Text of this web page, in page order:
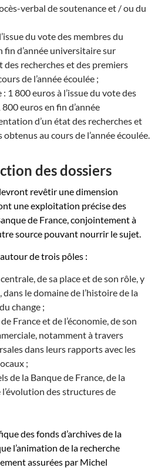
verbal de soutenance et / ou du
du vote des membres du
fin d’année universitaire sur
des recherches et des premiers
de l’année écoulée ;
1 800 euros à l’issue du vote des
euros en fin d’année
d’un état des recherches et
au cours de l’année écoulée.
des dossiers
revêtir une dimension
une exploitation précise des
de France, conjointement à
source pouvant nourrir le sujet.
de trois pôles :
de sa place et de son rôle, y
le domaine de l’histoire de la
change ;
France et de l’économie, de son
notamment à travers
dans leurs rapports avec les
;
de la Banque de France, de la
des structures de
des fonds d’archives de la
l’animation de la recherche
assurées par Michel